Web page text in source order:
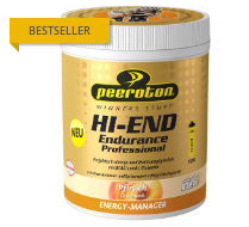
BESTSELLER